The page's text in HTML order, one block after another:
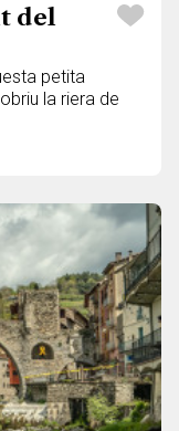
del
petita
la riera de